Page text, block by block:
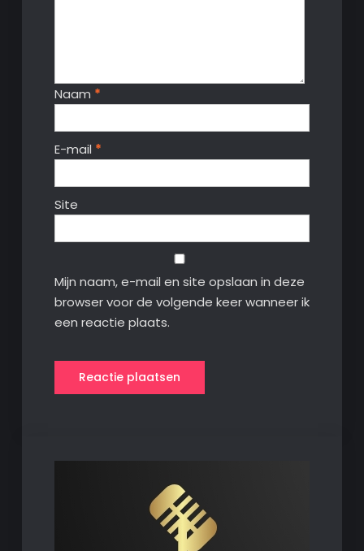
Naam *
E-mail *
Site
Mijn naam, e-mail en site opslaan in deze
browser voor de volgende keer wanneer ik
een reactie plaats.